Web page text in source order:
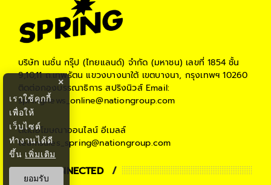
บริษัท เนชั่น กรุ๊ป (ไทยแลนด์) จำกัด (มหาชน) เลขที่ 1854 ชั้น
9,10,11 ถ.เทพรัตน แขวงบางนาใต้ เขตบางนา, กรุงเทพฯ 10260
ติดต่อกองบรรณาธิการ สปริงนิวส์Email:
springnews_online@nationgroup.com
ติดต่อโฆษณาออนไลน์ อีเมลล์
teamsales_spring@nationgroup.com
STAY CONNECTED
×
เราใช้คุกกี้
เพื่อให้
เว็บไซต์
ทำงานได้ดี
ขึ้น เพิ่มเติม
ยอมรับ